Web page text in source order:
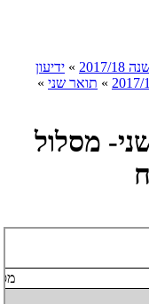
18
» ידיעון
» תואר שני »
מסלול